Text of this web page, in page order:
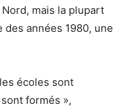
mais la plupart
des années 1980, une
écoles sont
formés »,